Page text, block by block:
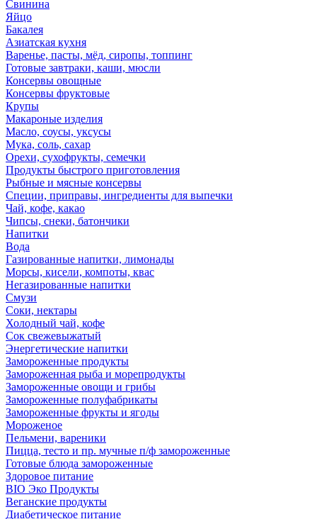
Свинина
Яйцо
Бакалея
Азиатская кухня
Варенье, пасты, мёд, сиропы, топпинг
Готовые завтраки, каши, мюсли
Консервы овощные
Консервы фруктовые
Крупы
Макароные изделия
Масло, соусы, уксусы
Мука, соль, сахар
Орехи, сухофрукты, семечки
Продукты быстрого приготовления
Рыбные и мясные консервы
Специи, приправы, ингредиенты для выпечки
Чай, кофе, какао
Чипсы, снеки, батончики
Напитки
Вода
Газированные напитки, лимонады
Морсы, кисели, компоты, квас
Негазированные напитки
Смузи
Соки, нектары
Холодный чай, кофе
Сок свежевыжатый
Энергетические напитки
Замороженные продукты
Замороженная рыба и морепродукты
Замороженные овощи и грибы
Замороженные полуфабрикаты
Замороженные фрукты и ягоды
Мороженое
Пельмени, вареники
Пицца, тесто и пр. мучные п/ф замороженные
Готовые блюда замороженные
Здоровое питание
BIO Эко Продукты
Веганские продукты
Диабетическое питание